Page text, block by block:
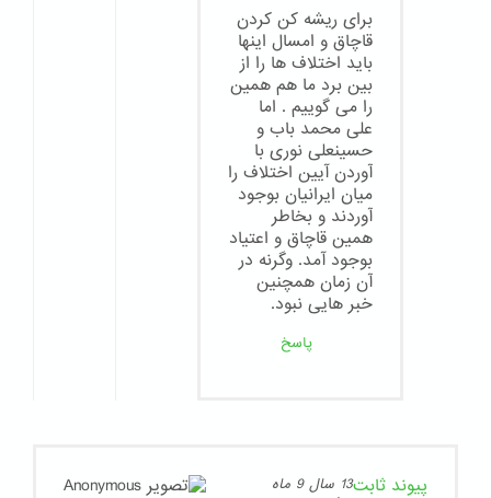
برای ریشه کن کردن
قاچاق و امسال اینها
باید اختلاف ها را از
بین برد ما هم همین
را می گوییم . اما
علی محمد باب و
حسینعلی نوری با
آوردن آیین اختلاف را
میان ایرانیان بوجود
آوردند و بخاطر
همین قاچاق و اعتیاد
بوجود آمد. وگرنه در
آن زمان همچنین
خبر هایی نبود.
پاسخ
پیوند ثابت
13 سال 9 ماه